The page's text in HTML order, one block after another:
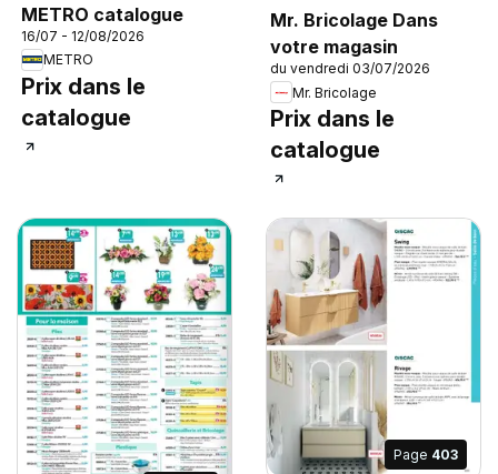
METRO catalogue
16/07 - 12/08/2026
METRO
Prix dans le
catalogue
Mr. Bricolage Dans
votre magasin
du vendredi 03/07/2026
Mr. Bricolage
Prix dans le
catalogue
Page 403